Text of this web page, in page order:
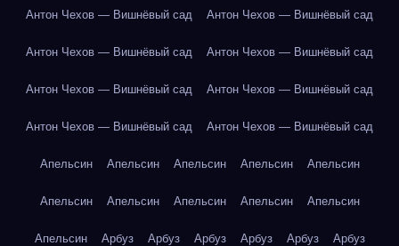
Антон Чехов — Вишнёвый сад Антон Чехов — Вишнёвый сад
Антон Чехов — Вишнёвый сад Антон Чехов — Вишнёвый сад
Антон Чехов — Вишнёвый сад Антон Чехов — Вишнёвый сад
Антон Чехов — Вишнёвый сад Антон Чехов — Вишнёвый сад
Апельсин Апельсин Апельсин Апельсин Апельсин
Апельсин Апельсин Апельсин Апельсин Апельсин
Апельсин Арбуз Арбуз Арбуз Арбуз Арбуз Арбуз